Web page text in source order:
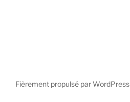
Fièrement propulsé par WordPress